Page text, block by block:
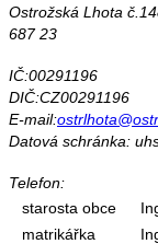
Ostrožská Lhota
687 23
IČ:00291196
DIČ:CZ00291196
E-mail:
Datová schránka:
Telefon:
starosta obce
matrikářka